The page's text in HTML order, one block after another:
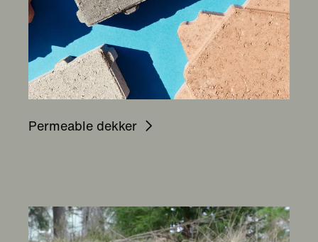
Permeable dekker